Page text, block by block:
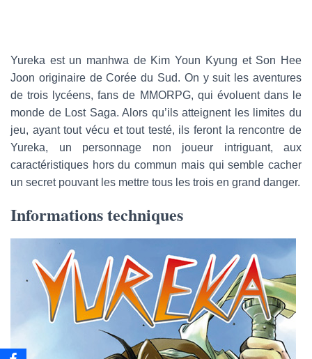
a
i
Yureka est un manhwa de Kim Youn Kyung et Son Hee
Joon originaire de Corée du Sud. On y suit les aventures
de trois lycéens, fans de MMORPG, qui évoluent dans le
monde de Lost Saga. Alors qu’ils atteignent les limites du
jeu, ayant tout vécu et tout testé, ils feront la rencontre de
Yureka, un personnage non joueur intriguant, aux
caractéristiques hors du commun mais qui semble cacher
un secret pouvant les mettre tous les trois en grand danger.
Informations techniques